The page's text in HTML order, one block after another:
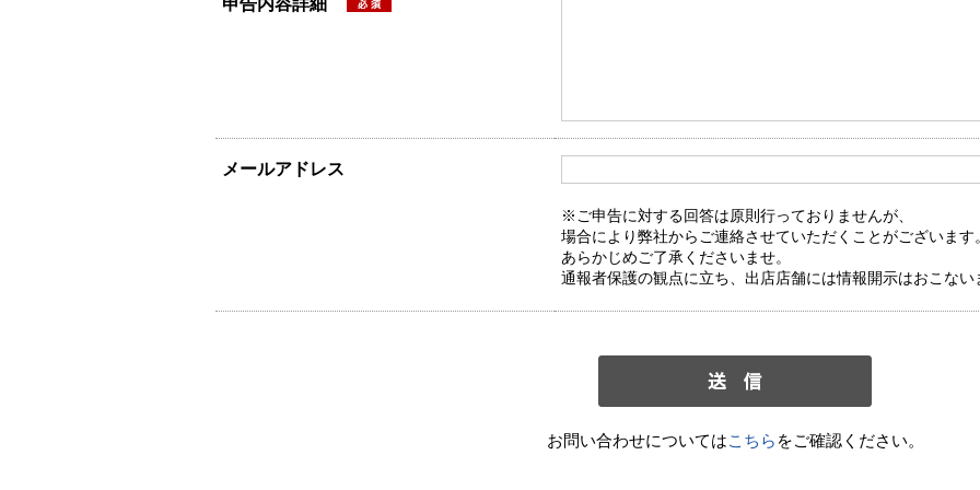
申告内容詳細
メールアドレス
※ご申告に対する回答は原則行っておりませんが、
場合により弊社からご連絡させていただくことがございます。
あらかじめご了承くださいませ。
通報者保護の観点に立ち、出店店舗には情報開示はおこない
お問い合わせについてはこちら をご確認ください。